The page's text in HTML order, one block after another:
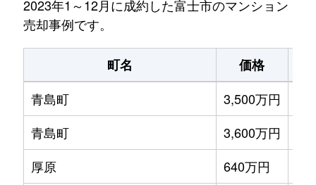
2023年1～12月に成約した富士市のマンション
売却事例です。
町名 価格
青島町
3,500万円
青島町
3,600万円
厚原
640万円